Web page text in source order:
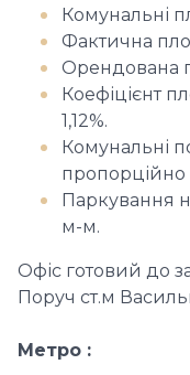
Комунальні
Фактична
Орендована
Коефіцієнт
1,12%.
Комунальні
пропорційно
Паркування
м-м.
Офіс готовий до
Поруч ст.м
Метро